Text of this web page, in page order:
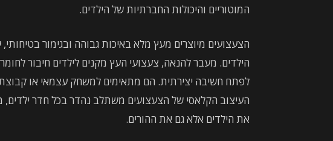
המוטוריים והיכולות החברתיות של הילדים.
הצעצועים מיוצרים מעץ מלא באיכות גבוהה ובגימור
הילדים. מעבר להנאה, צעצועי העץ מקנים לילדים חיבור
לפתח חשיבה יצירתית. הם מתאימים למשחק עצמאי או
העיצוב הקלאסי של הצעצועים משתלב נהדר בכל חדר
את הילדים אלא גם את ההורים.